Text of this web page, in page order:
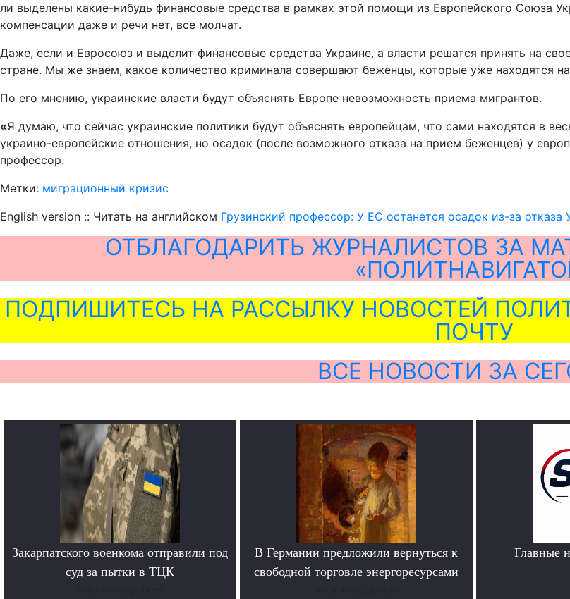
ли выделены какие-нибудь финансовые средства в рамках этой помощи из Европейского Союза
компенсации даже и речи нет, все молчат.
Даже, если и Евросоюз и выделит финансовые средства Украине, а власти решатся принять на
стране. Мы же знаем, какое количество криминала совершают беженцы, которые уже находятся
По его мнению, украинские власти будут объяснять Европе невозможность приема мигрантов.
«Я думаю, что сейчас украинские политики будут объяснять европейцам, что сами находятся в
украино-европейские отношения, но осадок (после возможного отказа на прием беженцев) у
профессор.
Метки: миграционный кризис
English version :: Читать на английском Грузинский профессор: У ЕС останется осадок из-за отказа
ОТБЛАГОДАРИТЬ ЖУРНАЛИСТОВ ЗА
ПОДПИШИТЕСЬ НА РАССЫЛКУ НОВОСТЕЙ
ПОЧТУ
ВСЕ НОВОСТИ ЗА
Закарпатского военкома отправили под
суд за пытки в ТЦК
В Германии предложили вернуться к
свободной торговле энергоресурсами
Главные